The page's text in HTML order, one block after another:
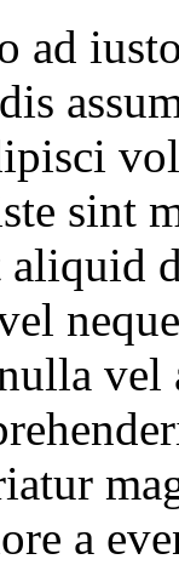
ad
sint
aliquid
a